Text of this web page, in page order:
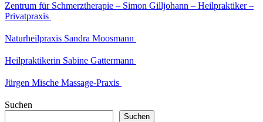
Zentrum für Schmerztherapie – Simon Gilljohann – Heilpraktiker –
Privatpraxis
Naturheilpraxis Sandra Moosmann
Heilpraktikerin Sabine Gattermann
Jürgen Mische Massage-Praxis
Suchen
Suchen